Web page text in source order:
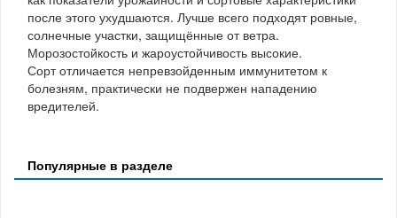
после этого ухудшаются. Лучше всего подходят ровные,
солнечные участки, защищённые от ветра.
Морозостойкость и жароустойчивость высокие.
Сорт отличается непревзойденным иммунитетом к
болезням, практически не подвержен нападению
вредителей.
Популярные в разделе